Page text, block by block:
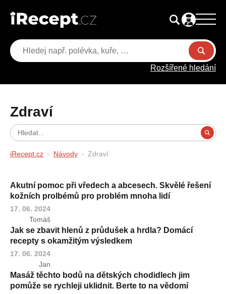
Rozšířené hledání
Zdraví
iRecept.cz Návody Zdraví
Akutní pomoc při vředech a abcesech. Skvělé řešení
kožních prolbémů pro problém mnoha lidí
17. 06. 2024
Tomáš
Jak se zbavit hlenů z průdušek a hrdla? Domácí
recepty s okamžitým výsledkem
17. 06. 2024
Jan
Masáž těchto bodů na dětských chodidlech jim
pomůže se rychleji uklidnit. Berte to na vědomí